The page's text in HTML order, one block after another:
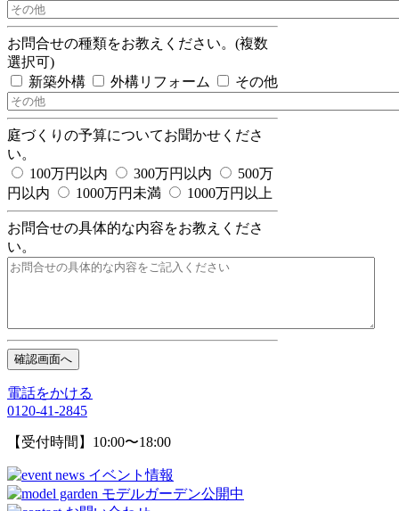
お問合せの種類をお教えください。(複数
選択可)
新築外構
外構リフォーム その他
庭づくりの予算についてお聞かせくださ
い。
100万円以内
300万円以内
500万
円以内
1000万円未満 1000万円以上
お問合せの具体的な内容をお教えくださ
い。
電話をかける
0120-41-2845
【受付時間】10:00〜18:00